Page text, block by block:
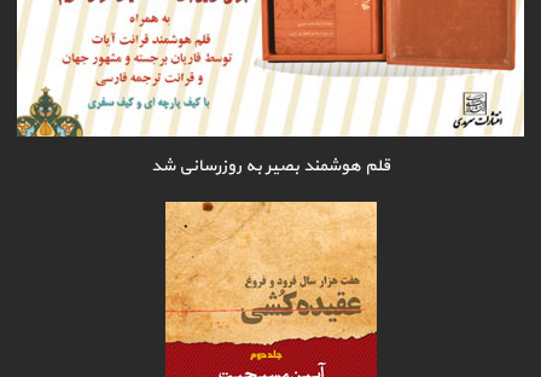
قلم هوشمند بصیر به روزرسانی شد